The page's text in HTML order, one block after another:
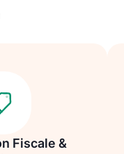
Fiscale &